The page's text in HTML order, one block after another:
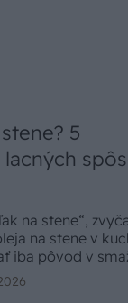
5
na stene“,
na stene v
iba pôvod v
i na miestach,
zanechajú aj